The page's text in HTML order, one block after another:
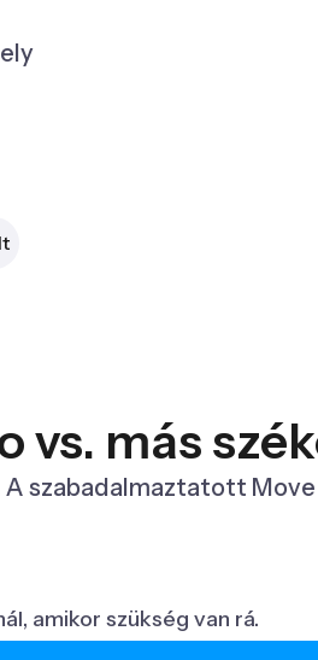
vs. más
amikor szükség van rá.